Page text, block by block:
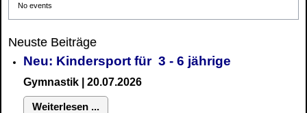
No events
Neuste Beiträge
Neu: Kindersport für 3 - 6 jährige
Gymnastik | 20.07.2026
Weiterlesen ...